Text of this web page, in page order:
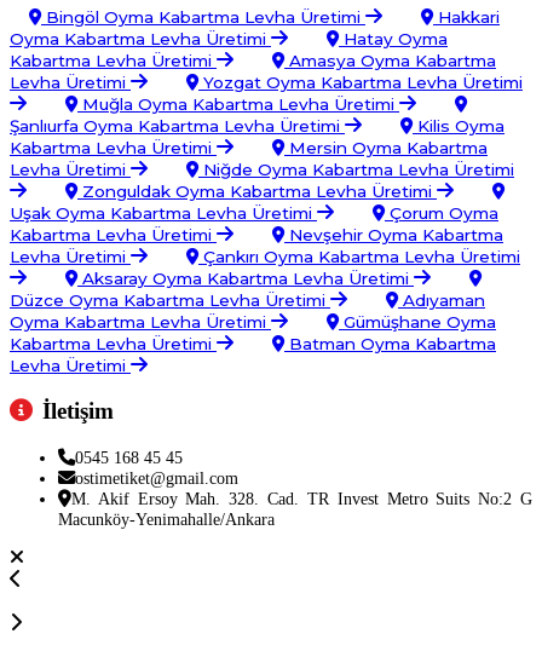
Bingöl Oyma Kabartma Levha Üretimi
Hakkari
Oyma Kabartma Levha Üretimi
Hatay Oyma
Kabartma Levha Üretimi
Amasya Oyma Kabartma
Levha Üretimi
Yozgat Oyma Kabartma Levha Üretimi
Muğla Oyma Kabartma Levha Üretimi
Şanlıurfa Oyma Kabartma Levha Üretimi
Kilis Oyma
Kabartma Levha Üretimi
Mersin Oyma Kabartma
Levha Üretimi
Niğde Oyma Kabartma Levha Üretimi
Zonguldak Oyma Kabartma Levha Üretimi
Uşak Oyma Kabartma Levha Üretimi
Çorum Oyma
Kabartma Levha Üretimi
Nevşehir Oyma Kabartma
Levha Üretimi
Çankırı Oyma Kabartma Levha Üretimi
Aksaray Oyma Kabartma Levha Üretimi
Düzce Oyma Kabartma Levha Üretimi
Adıyaman
Oyma Kabartma Levha Üretimi
Gümüşhane Oyma
Kabartma Levha Üretimi
Batman Oyma Kabartma
Levha Üretimi
İletişim
0545 168 45 45
ostimetiket@gmail.com
M. Akif Ersoy Mah. 328. Cad. TR Invest Metro Suits No:2 G
Macunköy-Yenimahalle/Ankara